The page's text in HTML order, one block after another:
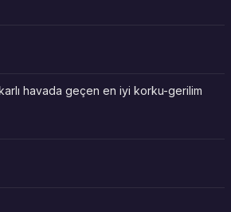
havada geçen en iyi korku-gerilim